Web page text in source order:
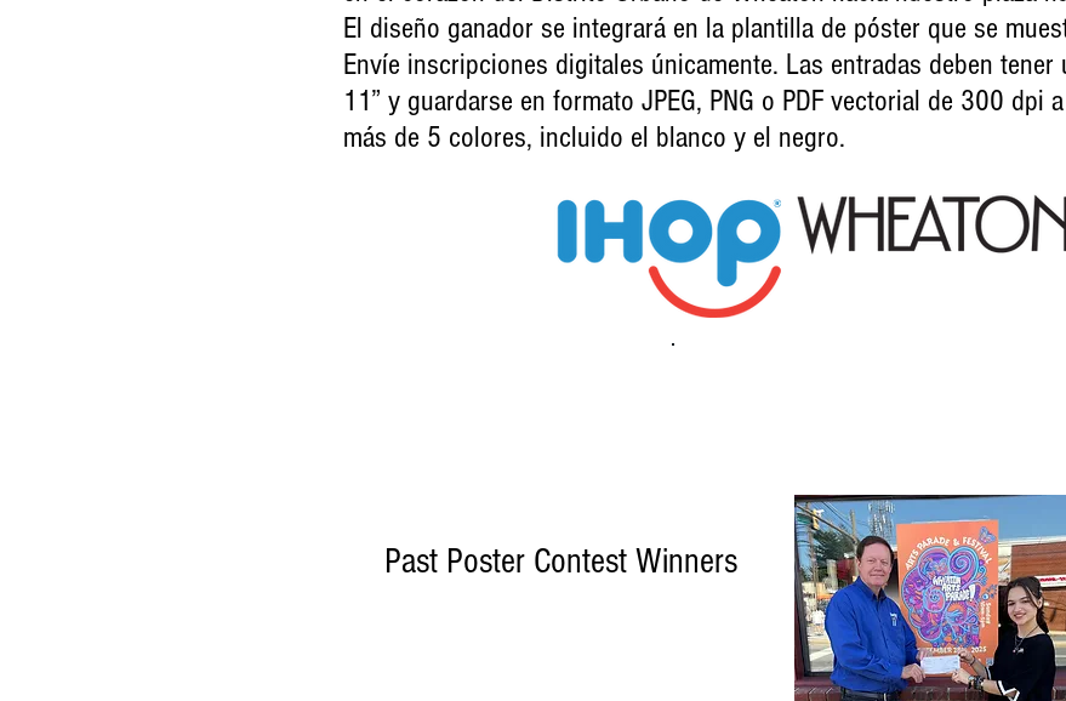
El diseño ganador se integrará en la plantilla de póster que se
Envíe inscripciones digitales únicamente. Las entradas deben tener
11” y guardarse en formato JPEG, PNG o PDF vectorial de 300 dpi
más de 5 colores, incluido el blanco y el negro.
Past Poster Contest Winners